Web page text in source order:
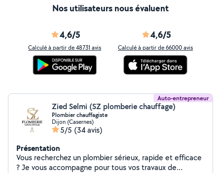
Nos utilisateurs nous évaluent
4,6/5
Calculé à partir de 48731 avis
4,6/5
Calculé à partir de 66000 avis
Auto-entrepreneur
Zied Selmi (SZ plomberie chauffage)
Plombier chauffagiste
Dijon (Casernes)
5/5 (34 avis)
Présentation
Vous recherchez un plombier sérieux, rapide et efficace
? Je vous accompagne pour tous vos travaux de